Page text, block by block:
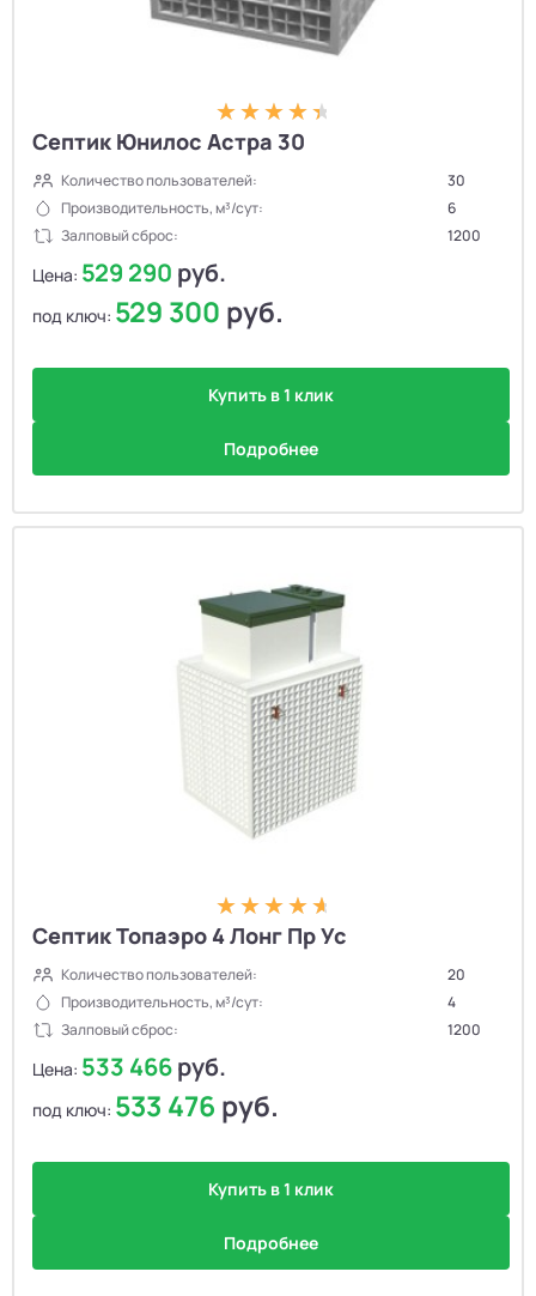
Септик Юнилос Астра 30
Количество пользователей:
30
Производительность, м³/сут:
6
Залповый сброс:
1200
Цена: 529 290 руб.
под ключ: 529 300 руб.
Купить в 1 клик
Подробнее
Септик Топаэро 4 Лонг Пр Ус
Количество пользователей:
20
Производительность, м³/сут:
4
Залповый сброс:
1200
Цена: 533 466руб.
под ключ: 533 476 руб.
Купить в 1 клик
Подробнее